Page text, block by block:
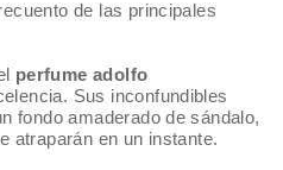
de las principales
perfume adolfo
Sus inconfundibles
fondo amaderado de sándalo,
atraparán en un instante.